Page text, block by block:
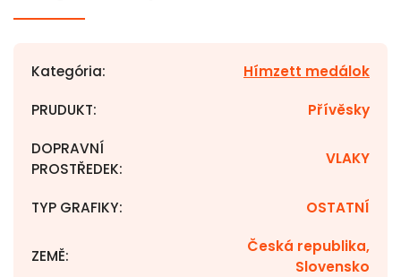
Kategória: Hímzett medálok
PRUDUKT: Přívěsky
DOPRAVNÍ
PROSTŘEDEK:
VLAKY
TYP GRAFIKY: OSTATNÍ
ZEMĚ:
Česká republika,
Slovensko